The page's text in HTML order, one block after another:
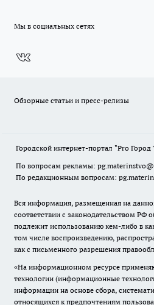
Мы в социальных сетях
Обзорные статьи и пресс-релизы
Городской интернет-портал "Pro
По вопросам рекламы:
По редакционным вопросам:
Вся информация, размещенная на
соответствии с законодательством РФ
подлежит использованию кем-либо в
том числе воспроизведению,
как с письменного разрешения
«На информационном ресурсе
технологии (информационные
информации на основе сбора,
относящихся к предпочтениям